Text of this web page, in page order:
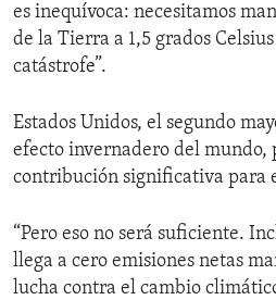
es inequívoca: necesitamos
de la Tierra a 1,5 grados
catástrofe”.
Estados Unidos, el segundo
efecto invernadero del mundo,
contribución significativa para
“Pero eso no será suficiente.
llega a cero emisiones netas
lucha contra el cambio